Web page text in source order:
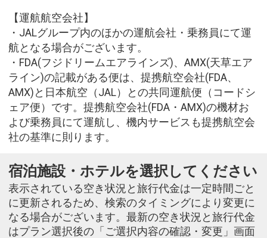
【運航航空会社】
・JALグループ内のほかの運航会社・乗務員にて運
航となる場合がございます。
・FDA(フジドリームエアラインズ)、AMX(天草エア
ライン)の記載がある便は、提携航空会社(FDA、
AMX)と日本航空（JAL）との共同運航便（コードシ
ェア便）です。提携航空会社(FDA・AMX)の機材お
よび乗務員にて運航し、機内サービスも提携航空会
社の基準に則ります。
宿泊施設・ホテルを選択してください
表示されている空き状況と旅行代金は一定時間ごと
に更新されるため、検索のタイミングにより変更に
なる場合がございます。最新の空き状況と旅行代金
はプラン選択後の「ご選択内容の確認・変更」画面